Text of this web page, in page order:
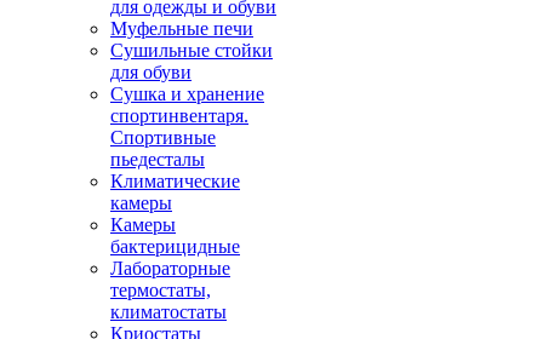
для одежды и обуви
Муфельные печи
Сушильные стойки
для обуви
Сушка и хранение
спортинвентаря.
Спортивные
пьедесталы
Климатические
камеры
Камеры
бактерицидные
Лабораторные
термостаты,
климатостаты
Криостаты